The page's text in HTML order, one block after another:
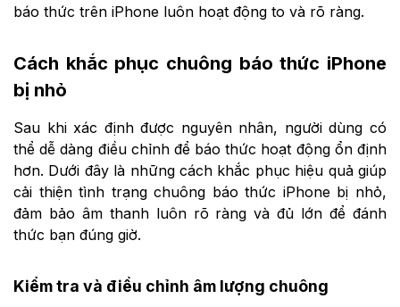
báo thức trên iPhone luôn hoạt động to và rõ ràng.
Cách khắc phục chuông báo thức iPhone
bị nhỏ
Sau khi xác định được nguyên nhân, người dùng có
thể dễ dàng điều chỉnh để báo thức hoạt động ổn định
hơn. Dưới đây là những cách khắc phục hiệu quả giúp
cải thiện tình trạng chuông báo thức iPhone bị nhỏ,
đảm bảo âm thanh luôn rõ ràng và đủ lớn để đánh
thức bạn đúng giờ.
Kiểm tra và điều chỉnh âm lượng chuông